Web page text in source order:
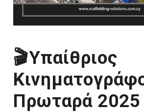
🎬Υπαίθριος
Πρωταρά 2025